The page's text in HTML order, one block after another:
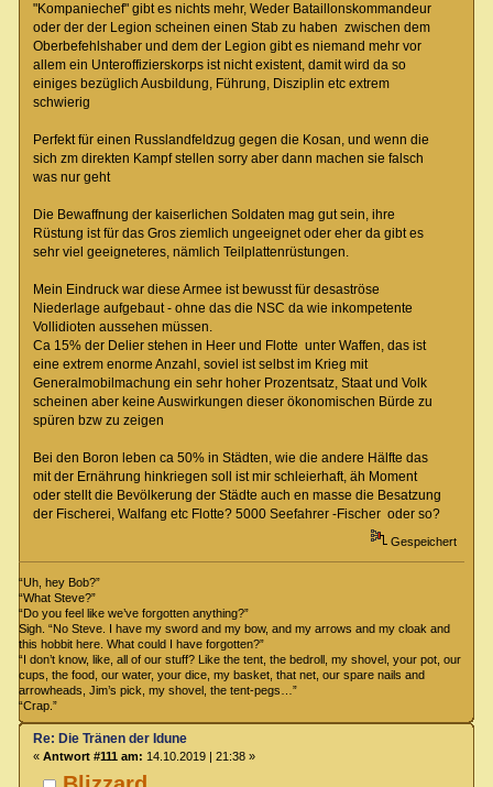
"Kompaniechef" gibt es nichts mehr, Weder Bataillonskommandeur
oder der der Legion scheinen einen Stab zu haben zwischen dem
Oberbefehlshaber und dem der Legion gibt es niemand mehr vor
allem ein Unteroffizierskorps ist nicht existent, damit wird da so
einiges bezüglich Ausbildung, Führung, Disziplin etc extrem
schwierig
Perfekt für einen Russlandfeldzug gegen die Kosan, und wenn die
sich zm direkten Kampf stellen sorry aber dann machen sie falsch
was nur geht
Die Bewaffnung der kaiserlichen Soldaten mag gut sein, ihre
Rüstung ist für das Gros ziemlich ungeeignet oder eher da gibt es
sehr viel geeigneteres, nämlich Teilplattenrüstungen.
Mein Eindruck war diese Armee ist bewusst für desaströse
Niederlage aufgebaut - ohne das die NSC da wie inkompetente
Vollidioten aussehen müssen.
Ca 15% der Delier stehen in Heer und Flotte unter Waffen, das ist
eine extrem enorme Anzahl, soviel ist selbst im Krieg mit
Generalmobilmachung ein sehr hoher Prozentsatz, Staat und Volk
scheinen aber keine Auswirkungen dieser ökonomischen Bürde zu
spüren bzw zu zeigen
Bei den Boron leben ca 50% in Städten, wie die andere Hälfte das
mit der Ernährung hinkriegen soll ist mir schleierhaft, äh Moment
oder stellt die Bevölkerung der Städte auch en masse die Besatzung
der Fischerei, Walfang etc Flotte? 5000 Seefahrer -Fischer oder so?
Gespeichert
“Uh, hey Bob?”
“What Steve?”
“Do you feel like we’ve forgotten anything?”
Sigh. “No Steve. I have my sword and my bow, and my arrows and my cloak and
this hobbit here. What could I have forgotten?”
“I don’t know, like, all of our stuff? Like the tent, the bedroll, my shovel, your pot, our
cups, the food, our water, your dice, my basket, that net, our spare nails and
arrowheads, Jim’s pick, my shovel, the tent-pegs…”
“Crap.”
Re: Die Tränen der Idune
« Antwort #111 am: 14.10.2019 | 21:38 »